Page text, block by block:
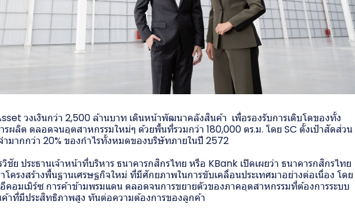
วงเงินกว่า 2,500 ล้านบาท เดินหน้าพัฒนาคลังสินค้า เพื่อรองรับการเติบโตของทั้ง
ผลิต ตลอดจนอุตสาหกรรมใหม่ๆ ด้วยพื้นที่รวมกว่า 180,000 ตร.ม. โดย SC ตั้งเป้าสัดส่วน
ำมากกว่า 20% ของกำไรทั้งหมดของบริษัทภายในปี 2572
ชัย ประธานเจ้าหน้าที่บริหาร ธนาคารกสิกรไทย หรือ KBank เปิดเผยว่า ธนาคารกสิกรไทย
ครงสร้างพื้นฐานเศรษฐกิจใหม่ ที่มีศักยภาพในการขับเคลื่อนประเทศมาอย่างต่อเนื่อง โดย
อีคอมเมิร์ซ การค้าข้ามพรมแดน ตลอดจนการขยายตัวของภาคอุตสาหกรรมที่ต้องการระบบ
ค้าที่มีประสิทธิภาพสูง ทันต่อความต้องการของลูกค้า